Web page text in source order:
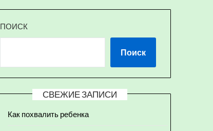
ПОИСК
Поиск
СВЕЖИЕ ЗАПИСИ
Как похвалить ребенка